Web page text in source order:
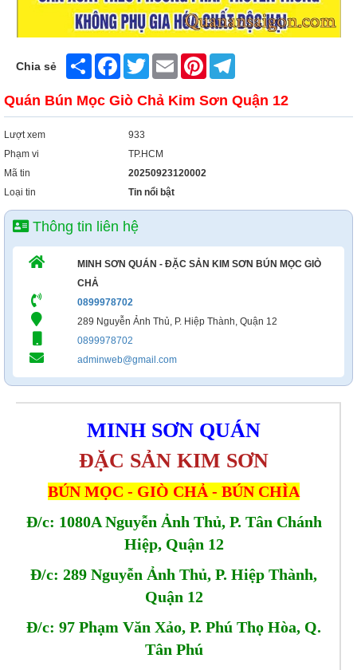
Chia sẻ Share FacebookTwitter Email Pinterest
Quán Bún Mọc Giò Chả Kim Sơn Quận 12
Lượt xem
933
Phạm vi
TP.HCM
Mã tin
20250923120002
Loại tin
Tin nổi bật
Thông tin liên hệ
MINH SƠN QUÁN - ĐẶC SẢN KIM SƠN BÚN MỌC GIÒ
CHẢ
0899978702
289 Nguyễn Ảnh Thủ, P. Hiệp Thành, Quận 12
0899978702
adminweb@gmail.com
MINH SƠN QUÁN
ĐẶC SẢN KIM SƠN
BÚN MỌC - GIÒ CHẢ - BÚN CHÌA
Đ/c: 1080A Nguyễn Ảnh Thủ, P. Tân Chánh
Hiệp, Quận 12
Đ/c: 289 Nguyễn Ảnh Thủ, P. Hiệp Thành,
Quận 12
Đ/c: 97 Phạm Văn Xảo, P. Phú Thọ Hòa, Q.
Tân Phú